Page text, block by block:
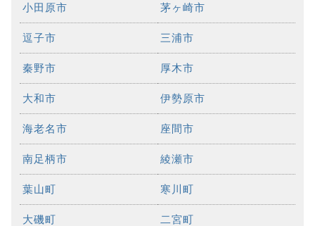
小田原市 茅ヶ崎市
逗子市 三浦市
秦野市 厚木市
大和市 伊勢原市
海老名市 座間市
南足柄市 綾瀬市
葉山町 寒川町
大磯町 二宮町